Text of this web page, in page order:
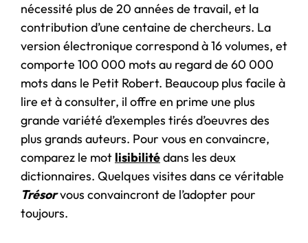
nécessité plus de 20 années de travail, et la
contribution d’une centaine de chercheurs. La
version électronique correspond à 16 volumes, et
comporte 100 000 mots au regard de 60 000
mots dans le Petit Robert. Beaucoup plus facile à
lire et à consulter, il offre en prime une plus
grande variété d’exemples tirés d’oeuvres des
plus grands auteurs. Pour vous en convaincre,
comparez le mot lisibilitédans les deux
dictionnaires. Quelques visites dans ce véritable
Trésorvous convaincront de l’adopter pour
toujours.